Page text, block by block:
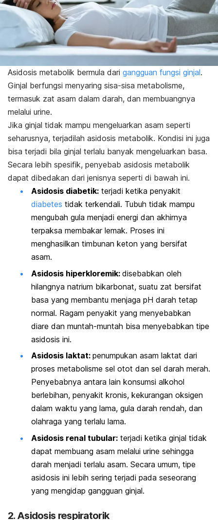
Asidosis metabolik bermula dari gangguan fungsi ginjal.
Ginjal berfungsi menyaring sisa-sisa metabolisme,
termasuk zat asam dalam darah, dan membuangnya
melalui urine.
Jika ginjal tidak mampu mengeluarkan asam seperti
seharusnya, terjadilah asidosis metabolik. Kondisi ini juga
bisa terjadi bila ginjal terlalu banyak mengeluarkan basa.
Secara lebih spesifik, penyebab asidosis metabolik
dapat dibedakan dari jenisnya seperti di bawah ini.
Asidosis diabetik: terjadi ketika penyakit
diabetes tidak terkendali. Tubuh tidak mampu
mengubah gula menjadi energi dan akhirnya
terpaksa membakar lemak. Proses ini
menghasilkan timbunan keton yang bersifat
asam.
Asidosis hiperkloremik: disebabkan oleh
hilangnya natrium bikarbonat, suatu zat bersifat
basa yang membantu menjaga pH darah tetap
normal. Ragam penyakit yang menyebabkan
diare dan muntah-muntah bisa menyebabkan tipe
asidosis ini.
Asidosis laktat: penumpukan asam laktat dari
proses metabolisme sel otot dan sel darah merah.
Penyebabnya antara lain konsumsi alkohol
berlebihan, penyakit kronis, kekurangan oksigen
dalam waktu yang lama, gula darah rendah, dan
olahraga yang terlalu lama.
Asidosis renal tubular: terjadi ketika ginjal tidak
dapat membuang asam melalui urine sehingga
darah menjadi terlalu asam. Secara umum, tipe
asidosis ini lebih sering terjadi pada seseorang
yang mengidap gangguan ginjal.
2. Asidosis respiratorik